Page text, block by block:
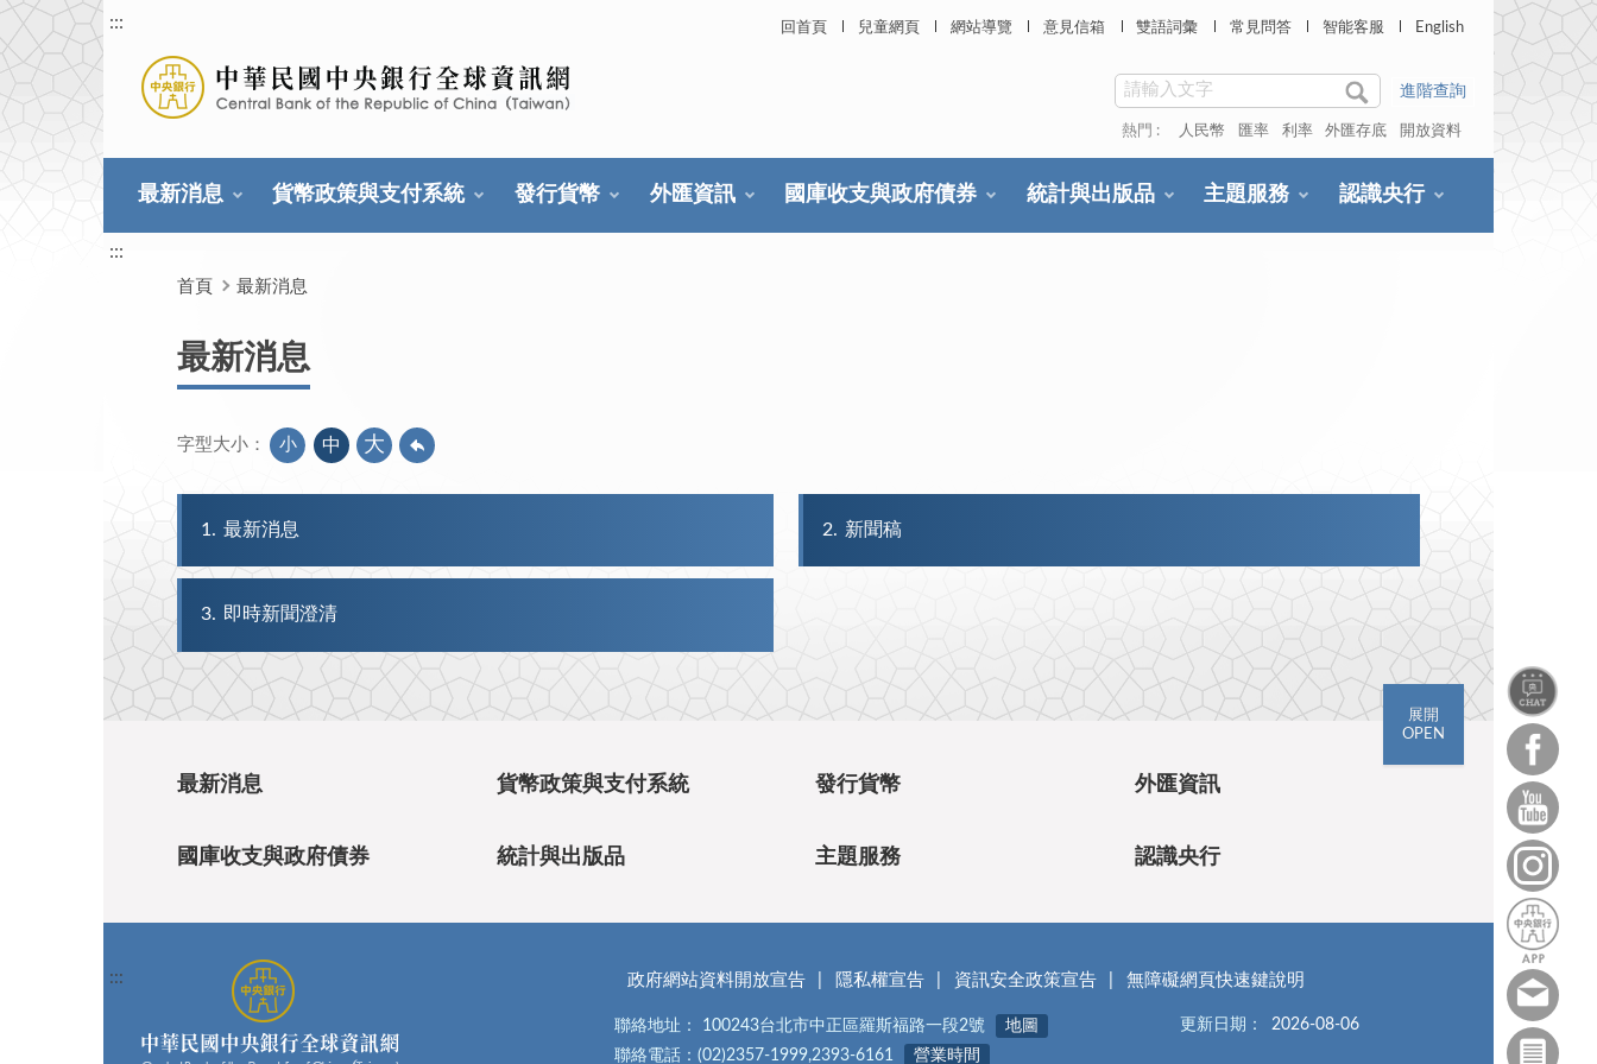
回首頁 兒童網頁 網站導覽 意見信箱 雙語詞彙 常見問答 智能客服 English
:::
進階查詢
熱門 : 人民幣 匯率 利率 外匯存底 開放資料
最新消息 貨幣政策與支付系統 發行貨幣 外匯資訊 國庫收支與政府債券 統計與出版品 主題服務 認識央行
:::
首頁 最新消息
最新消息
字型大小： 小 中 大
1 最新消息 2 新聞稿
3 即時新聞澄清
展開
OPEN
最新消息 貨幣政策與支付系統 發行貨幣 外匯資訊
國庫收支與政府債券 統計與出版品 主題服務 認識央行
::: 政府網站資料開放宣告 隱私權宣告 資訊安全政策宣告 無障礙網頁快速鍵說明
聯絡地址： 100243台北市中正區羅斯福路一段2號
地圖
聯絡電話：(02)2357-1999,2393-6161
營業時間
更新日期： 2026-08-06